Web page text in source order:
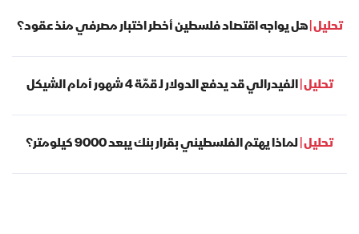
تحليل |هل يواجه اقتصاد فلسطين أخطر اختبار مصرفي منذ عقود؟
تحليل |الفيدرالي قد يدفع الدولار لـ قمّة 4 شهور أمام الشيكل
تحليل |لماذا يهتم الفلسطيني بقرار بنك يبعد 9000 كيلومتر؟